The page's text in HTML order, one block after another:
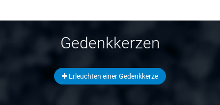
Gedenkkerzen
Erleuchten einer Gedenkkerze